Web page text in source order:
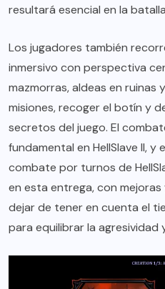
resultará esencial en la
Los jugadores también
inmersivo con perspectiva
mazmorras, aldeas en
misiones, recoger el botín y
secretos del juego. El
fundamental en HellSlave II, y
combate por turnos de
en esta entrega, con mejoras
dejar de tener en cuenta el
para equilibrar la agresividad